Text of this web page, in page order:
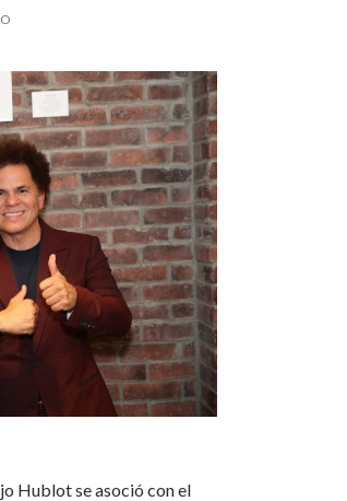
Hublot se asoció con el